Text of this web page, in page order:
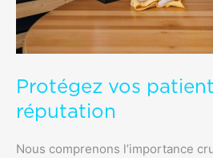
Protégez vos
réputation
Nous comprenons l’importance